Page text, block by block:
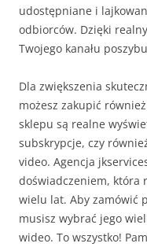
udostępniane i
odbiorców. Dzięki
Twojego kanału
Dla zwiększenia
możesz zakupić
sklepu są realne
subskrypcje, czy
video. Agencja
doświadczeniem, która
wielu lat. Aby zamówić
musisz wybrać jego
wideo. To wszystko!